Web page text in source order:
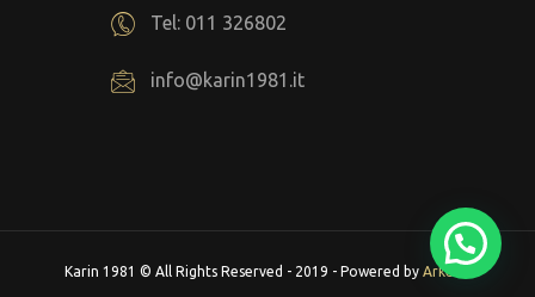
Tel: 011 326802
info@karin1981.it
Karin 1981 © All Rights Reserved - 2019 - Powered by Arkeba